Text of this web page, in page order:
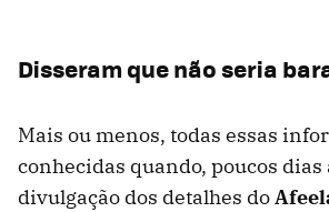
Disseram que não seria
Mais ou menos, todas essas
conhecidas quando, poucos dias
divulgação dos detalhes do